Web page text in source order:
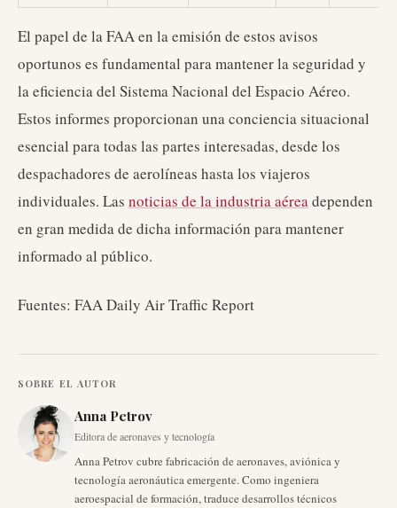
El papel de la FAA en la emisión de estos avisos
oportunos es fundamental para mantener la seguridad y
la eficiencia del Sistema Nacional del Espacio Aéreo.
Estos informes proporcionan una conciencia situacional
esencial para todas las partes interesadas, desde los
despachadores de aerolíneas hasta los viajeros
individuales. Las noticias de la industria aéreadependen
en gran medida de dicha información para mantener
informado al público.
Fuentes: FAA Daily Air Traffic Report
SOBRE EL AUTOR
Anna Petrov
Editora de aeronaves y tecnología
Anna Petrov cubre fabricación de aeronaves, aviónica y
tecnología aeronáutica emergente. Como ingeniera
aeroespacial de formación, traduce desarrollos técnicos